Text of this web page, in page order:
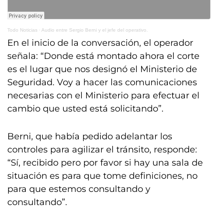
Todo Noticias · Audio entre Sergio Berni y el jefe del operativo.
En el inicio de la conversación, el operador
señala: “Donde está montado ahora el corte
es el lugar que nos designó el Ministerio de
Seguridad. Voy a hacer las comunicaciones
necesarias con el Ministerio para efectuar el
cambio que usted está solicitando”.
Berni, que había pedido adelantar los
controles para agilizar el tránsito, responde:
“Sí, recibido pero por favor si hay una sala de
situación es para que tome definiciones, no
para que estemos consultando y
consultando”.